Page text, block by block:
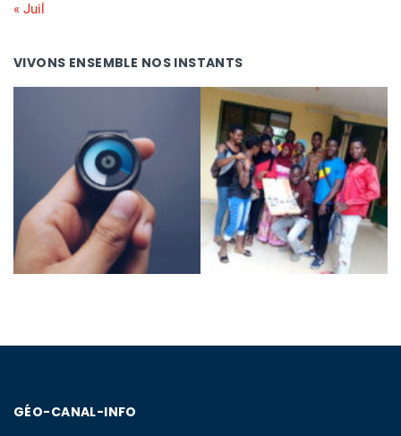
« Juil
VIVONS ENSEMBLE NOS INSTANTS
GÉO-CANAL-INFO